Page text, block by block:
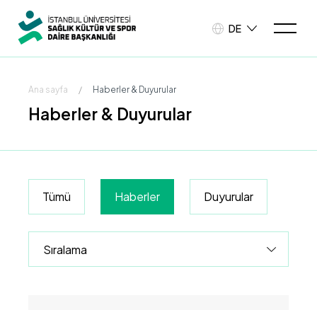
DE
Ana sayfa / Haberler & Duyurular
Haberler & Duyurular
Tümü Haberler Duyurular